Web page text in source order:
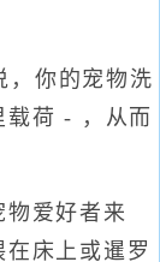
你的宠物洗
载荷 - ，从而
爱好者来
床上或暹罗